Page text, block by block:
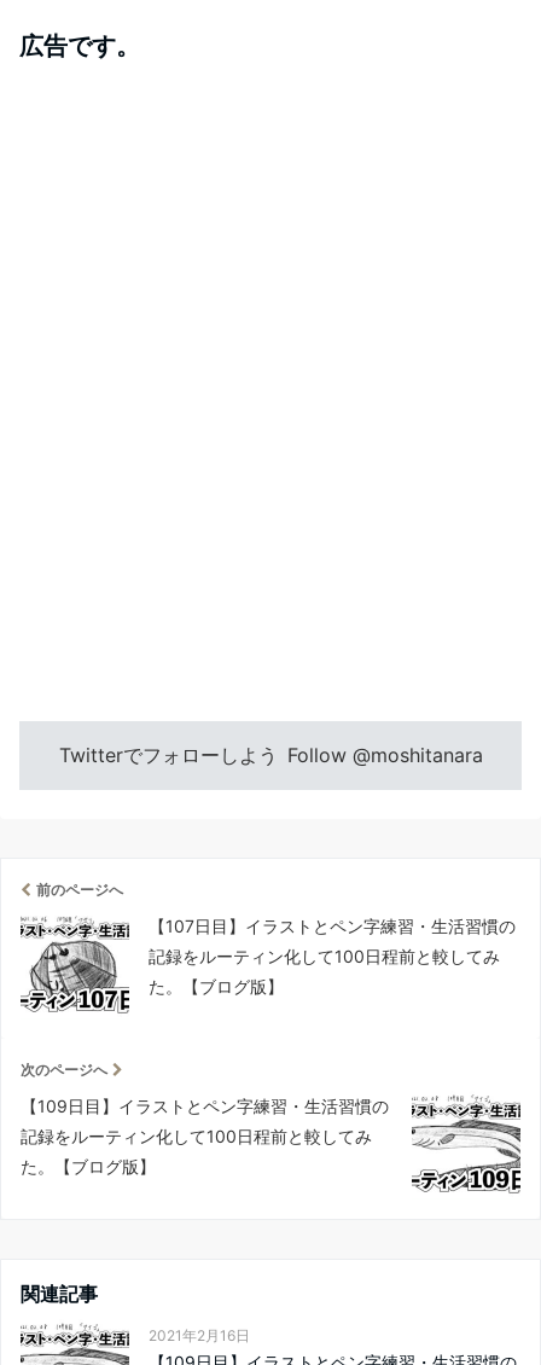
広告です。
Twitterでフォローしよう Follow @moshitanara
前のページへ
【107日目】イラストとペン字練習・生活習慣の
記録をルーティン化して100日程前と較してみ
た。【ブログ版】
次のページへ
【109日目】イラストとペン字練習・生活習慣の
記録をルーティン化して100日程前と較してみ
た。【ブログ版】
関連記事
2021年2月16日